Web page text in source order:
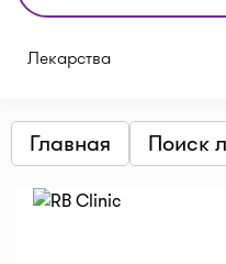
Лекарства
Главная Поиск